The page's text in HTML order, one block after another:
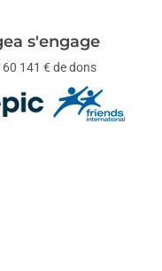
s'engage
60 141 € de dons